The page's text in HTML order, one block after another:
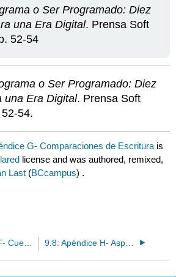
o Ser Programado: Diez
una Era Digital. Prensa Soft
52-54
o Ser Programado: Diez
una Era Digital. Prensa Soft
54.
G- Comparaciones de Escriturais
license and was authored, remixed,
Last (BCcampus) .
9.6: Apéndice F- Cuestiones de puntuacion 9.8: Apéndice H- Aspectos esenciales de la revisión por pares